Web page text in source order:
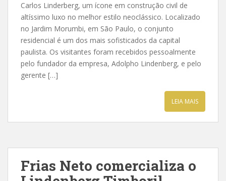
Carlos Linderberg, um ícone em construção civil de
altíssimo luxo no melhor estilo neoclássico. Localizado
no Jardim Morumbi, em São Paulo, o conjunto
residencial é um dos mais sofisticados da capital
paulista. Os visitantes foram recebidos pessoalmente
pelo fundador da empresa, Adolpho Lindenberg, e pelo
gerente […]
LEIA MAIS
Frias Neto comercializa o